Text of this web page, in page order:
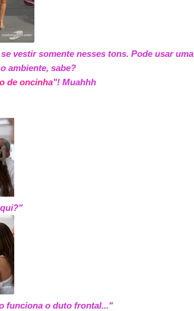
vestir somente nesses tons. Pode usar uma
ambiente, sabe?
de oncinha"! Muahhh
funciona o duto frontal..."